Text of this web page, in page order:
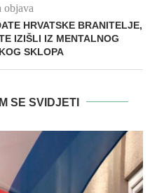
objava
HRVATSKE BRANITELJE,
IZIŠLI IZ MENTALNOG
SKLOPA
SE SVIDJETI